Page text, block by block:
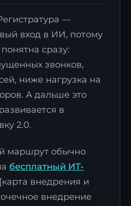
—
вход в ИИ, потому
сразу:
звонков,
ниже нагрузка на
А дальше это
в
2.0.
маршрут обычно
бесплатный ИТ-
внедрения и
внедрение